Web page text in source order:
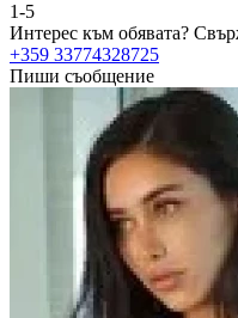
1-5
Интерес към обявата?
+359 33774328725
Пиши съобщение